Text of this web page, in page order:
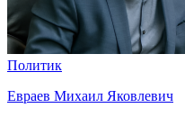
Политик
Евраев Михаил Яковлевич